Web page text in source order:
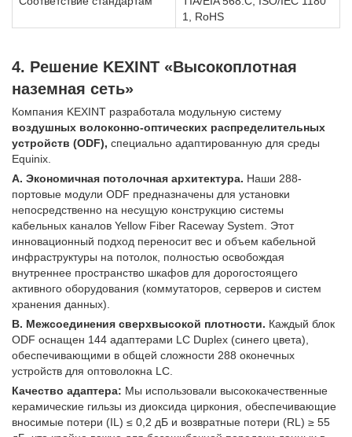
1, RoHS
4. Решение KEXINT «Высокоплотная
наземная сеть»
Компания KEXINT разработала модульную систему
воздушных волоконно-оптических распределительных
устройств (ODF), специально адаптированную для среды
Equinix.
A. Экономичная потолочная архитектура. Наши 288-
портовые модули ODF предназначены для установки
непосредственно на несущую конструкцию системы
кабельных каналов Yellow Fiber Raceway System. Этот
инновационный подход переносит вес и объем кабельной
инфраструктуры на потолок, полностью освобождая
внутреннее пространство шкафов для дорогостоящего
активного оборудования (коммутаторов, серверов и систем
хранения данных).
B. Межсоединения сверхвысокой плотности. Каждый блок
ODF оснащен 144 адаптерами LC Duplex (синего цвета),
обеспечивающими в общей сложности 288 оконечных
устройств для оптоволокна LC.
Качество адаптера: Мы использовали высококачественные
керамические гильзы из диоксида циркония, обеспечивающие
вносимые потери (IL) ≤ 0,2 дБ и возвратные потери (RL) ≥ 55